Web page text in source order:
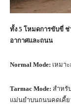
ทั้ง 5 โหมดการขับขี่
อากาศและถนน
Normal Mode: เหมา
Tarmac Mode: สำหรั
แม่นยำบนถนนคดเคี้ย